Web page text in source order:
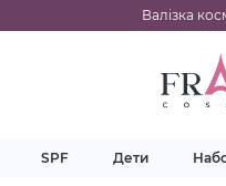
Валізка
SPF Дети